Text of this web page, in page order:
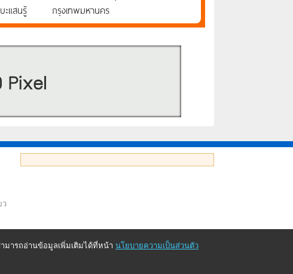
ะแสนรู้
กรุงเทพมหานคร
ว
มารถอ่านข้อมูลเพิ่มเติมได้ที่หน้า นโยบายความเป็นส่วนตัว